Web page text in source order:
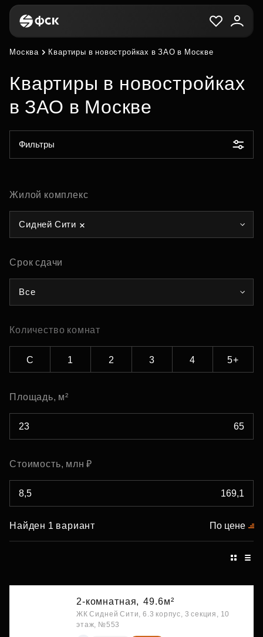
Москва Квартиры в новостройках в ЗАО в Москве
Квартиры в новостройках
в ЗАО в Москве
Фильтры
Жилой комплекс
Сидней Сити
Срок сдачи
Все
Количество комнат
С 1 2 3 4 5+
Площадь, м²
Стоимость, млн ₽
Найден 1 вариант По цене
2-комнатная, 49.6м²
ЖК Сидней Сити, 6.3 корпус, 3 секция, 10
этаж, №553